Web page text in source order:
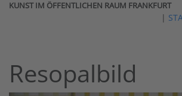
KUNST IM ÖFFENTLICHEN RAUM FRANKFURT
|
Resopalbild